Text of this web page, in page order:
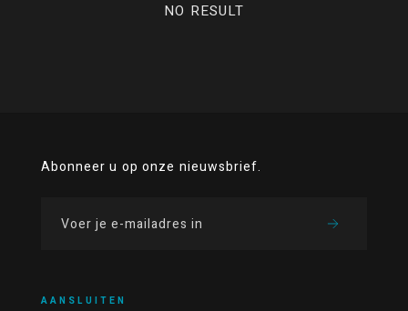
NO RESULT
Abonneer u op onze nieuwsbrief.
AANSLUITEN